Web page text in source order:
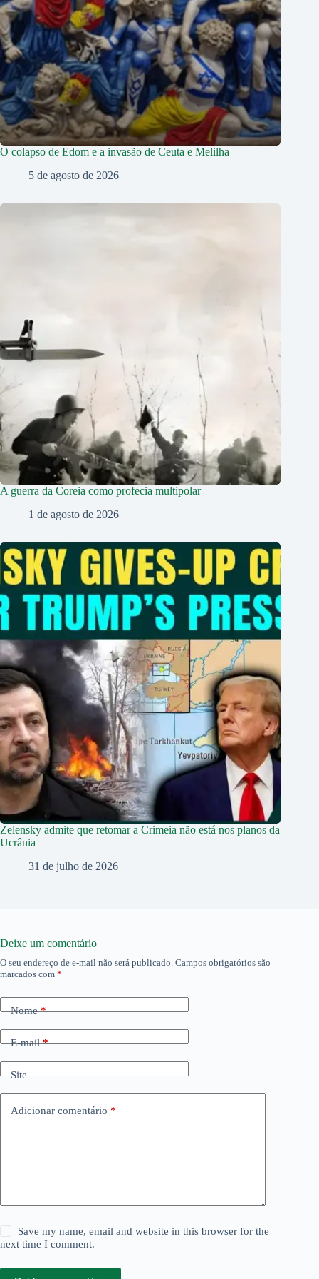
O colapso de Edom e a invasão de Ceuta e Melilha
5 de agosto de 2026
A guerra da Coreia como profecia multipolar
1 de agosto de 2026
Zelensky admite que retomar a Crimeia não está nos planos da
Ucrânia
31 de julho de 2026
Deixe um comentário
O seu endereço de e-mail não será publicado. Campos obrigatórios são
marcados com *
Nome*
E-mail*
Site
Adicionar comentário *
Save my name, email and website in this browser for the
next time I comment.